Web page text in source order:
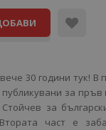
30 години тук! В
за
за
част е